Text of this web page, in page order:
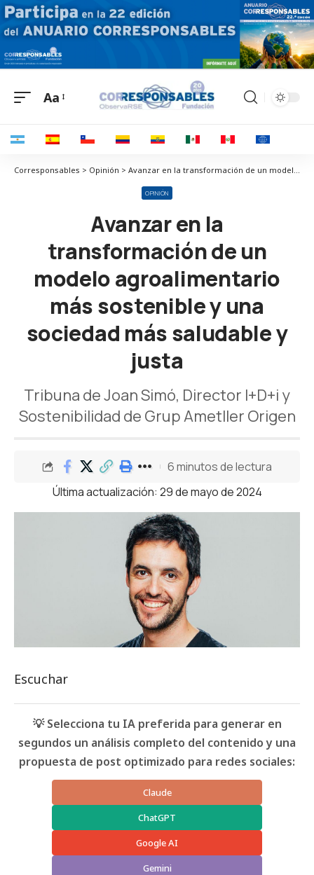
Aa
Corresponsables > Opinión > Avanzar en la transformación de un modelo agroalimentario más sostenible y una sociedad más saludable y justa
OPINIÓN
Avanzar en la
transformación de un
modelo agroalimentario
más sostenible y una
sociedad más saludable y
justa
Tribuna de Joan Simó, Director I+D+i y
Sostenibilidad de Grup Ametller Origen
Última actualización: 29 de mayo de 2024
6 minutos de lectura
Escuchar
💡 Selecciona tu IA preferida para generar en
segundos un análisis completo del contenido y una
propuesta de post optimizado para redes sociales:
Claude
ChatGPT
Google AI
Gemini